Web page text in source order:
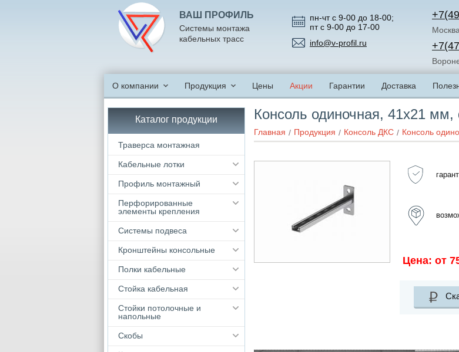
ВАШ ПРОФИЛЬ
Системы монтажа
кабельных трасс
пн-чт с 9-00 до 18-00;
пт с 9-00 до 17-00
info@v-profil.ru
Москва
О компании Продукция Цены Акции Гарантии Доставка
Консоль одиночная, 41х21
Главная Продукция Консоль ДКС Консоль
Цена: от
Каталог продукции
Траверса монтажная
Кабельные лотки
Профиль монтажный
Перфорированные
элементы крепления
Системы подвеса
Кронштейны консольные
Полки кабельные
Стойка кабельная
Стойки потолочные и
напольные
Скобы